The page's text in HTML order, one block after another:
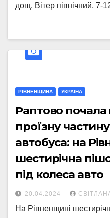
дощ. Вітер північний,
РІВНЕНЩИНА УКРАЇНА
Раптово
проїзну
автобуса: на
шестирічна
під колеса авто
20.04.2024
На Рівненщині